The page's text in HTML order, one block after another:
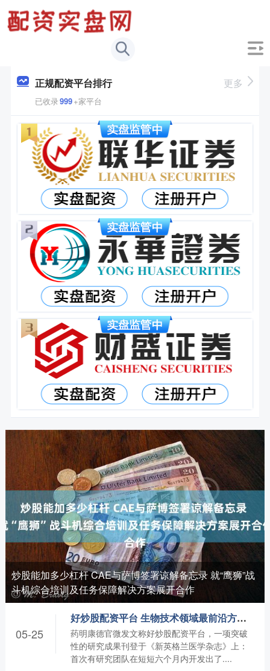
正规配资平台排行
已收录999+家平台
更多
炒股能加多少杠杆 CAE与萨博签署谅解备忘录 就“鹰狮”战
斗机综合培训及任务保障解决方案展开合作
好炒股配资平台 生物技术领域最前沿方向 基因编辑行业前景广阔
药明康德官微发文称好炒股配资平台，一项突破
性的研究成果刊登于《新英格兰医学杂志》上：
首次有研究团队在短短六个月内开发出了....
05-25